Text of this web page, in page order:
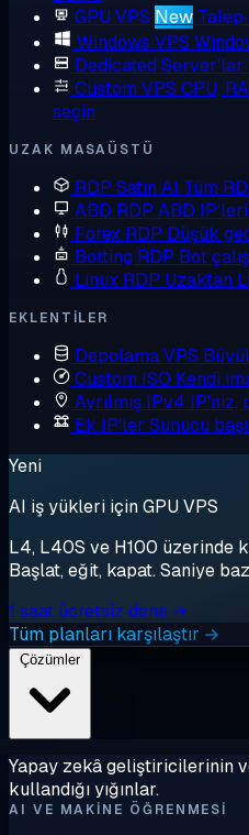
GPU VPS New Talep
Windows VPS
Dedicated Server'lar
Custom VPS CPU,
seçin
UZAK MASAÜSTÜ
RDP Satın Al Tüm
ABD RDP ABD
Forex RDP Düşük
Botting RDP Bot
Linux RDP Uzaktan
EKLENTILER
Depolama VPS
Custom ISO Kendi
Ayrılmış IPv4 IP'niz,
Ek IP'ler Sunucu
Yeni
AI iş yükleri için GPU VPS
L4, L40S ve H100 üzerinde
Başlat, eğit, kapat. Saniye
1 saat ücretsiz dene →
Tüm planları karşılaştır →
Çözümler
Yapay zekâ geliştiricilerinin
kullandığı yığınlar.
AI VE MAKINE ÖĞRENMESI